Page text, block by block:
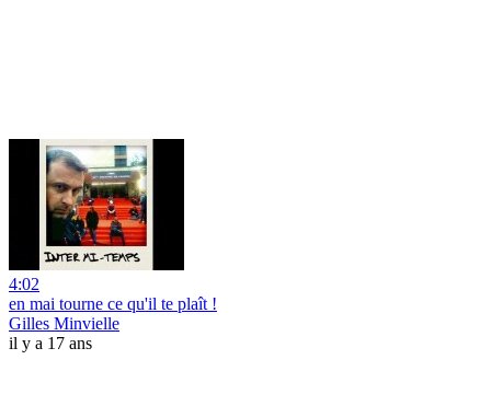
4:02
en mai tourne ce qu'il te plaît !
Gilles Minvielle
il y a 17 ans